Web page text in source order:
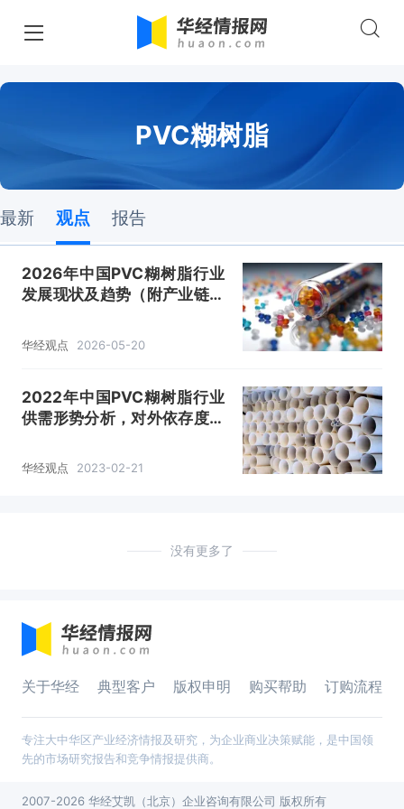
PVC糊树脂
最新 观点 报告
2026年中国PVC糊树脂行业
发展现状及趋势（附产业链、
局）「图」
华经观点 2026-05-20
2022年中国PVC糊树脂行业
供需形势分析，对外依存度逐
华经观点 2023-02-21
没有更多了
关于华经 典型客户 版权申明 购买帮助 订购流程
专注大中华区产业经济情报及研究，为企业商业决策赋能，是中国领
先的市场研究报告和竞争情报提供商。
2007-2026 华经艾凯（北京）企业咨询有限公司 版权所有